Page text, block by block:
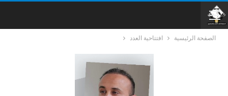
الصفحة الرئيسية افتتاحية العدد